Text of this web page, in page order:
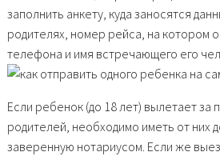
заполнить анкету, куда заносятся
родителях, номер рейса, на котором
телефона и имя встречающего его
Если ребенок (до 18 лет) вылетает за
родителей, необходимо иметь от них
заверенную нотариусом. Если же